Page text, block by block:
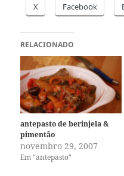
X Facebook
RELACIONADO
antepasto de berinjela &
pimentão
novembro 29, 2007
Em "antepasto"